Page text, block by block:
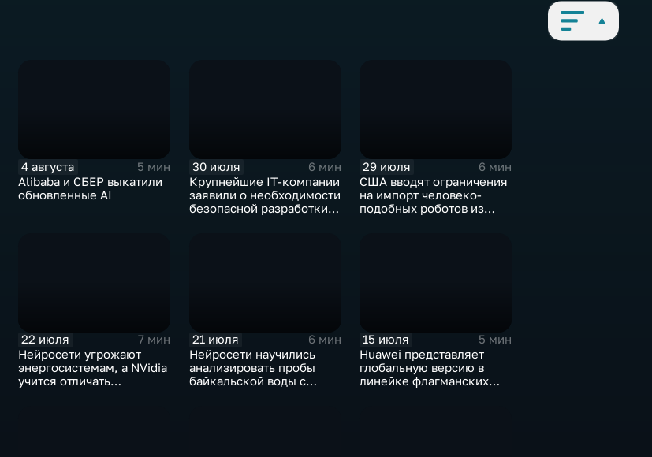
4 августа
5 мин
Alibaba и СБЕР выкатили
обновленные AI
30 июля
6 мин
Крупнейшие IT‑компании
заявили о необходимости
безопасной разработки
29 июля
6 мин
США вводят ограничения
на импорт человеко-
подобных роботов из
22 июля
7 мин
Нейросети угрожают
энергосистемам, а NVidia
учится отличать
21 июля
6 мин
Нейросети научились
анализировать пробы
байкальской воды с
15 июля
5 мин
Huawei представляет
глобальную версию в
линейке флагманских